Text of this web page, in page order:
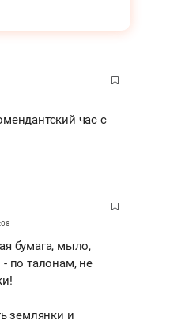
час с
бумага, мыло,
- по талонам, не
землянки и